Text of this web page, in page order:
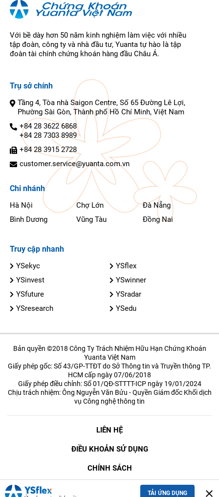
Với bề dày hơn 50 năm kinh nghiệm làm việc với nhiều
tập đoàn, công ty và nhà đầu tư, Yuanta tự hào là tập
đoàn tài chính chứng khoán hàng đầu Châu Á.
Trụ sở chính
Tầng 4, Tòa nhà Saigon Centre, Số 65 Đường Lê Lợi,
Phường Sài Gòn, Thành phố Hồ Chí Minh, Việt Nam
+84 28 3622 6868
+84 28 7303 8989
+84 28 3915 2728
customer.service@yuanta.com.vn
Chi nhánh
Hà Nội Chợ Lớn
Đà Nẵng
Bình Dương
Vũng Tàu Đồng Nai
Truy cập nhanh
YSekyc
YSflex
YSinvest
YSwinner
YSfuture
YSradar
YSresearch
YSedu
Bản quyền ©2018 Công Ty Trách Nhiệm Hữu Hạn Chứng Khoán
Yuanta Việt Nam
Giấy phép gốc: Số 43/GP-TTĐT do Sở Thông tin và Truyền thông TP.
HCM cấp ngày 07/06/2018
Giấy phép điều chỉnh: Số 01/QĐ-STTTT-ICP ngày 19/01/2024
Chịu trách nhiệm: Ông Nguyễn Văn Bửu - Quyền Giám đốc Khối dịch
vụ Công nghệ thông tin
LIÊN HỆ
ĐIỀU KHOẢN SỬ DỤNG
CHÍNH SÁCH
TẢI ỨNG DỤNG close